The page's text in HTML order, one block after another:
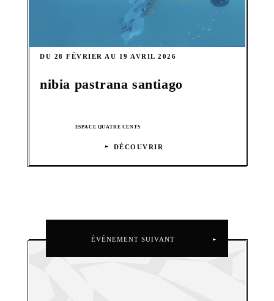
DU 28 FÉVRIER AU 19 AVRIL 2026
nibia pastrana santiago
ESPACE QUATRE CENTS
DÉCOUVRIR
ÉVÉNEMENT SUIVANT